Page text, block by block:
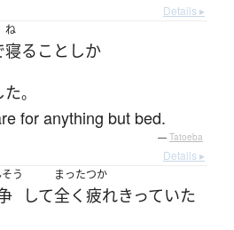
Details ▸
ね
寝る こと しか
た。
for anything but bed.
— Tatoeba
Details ▸
う
して
まった
全く
つか
疲れきっていた